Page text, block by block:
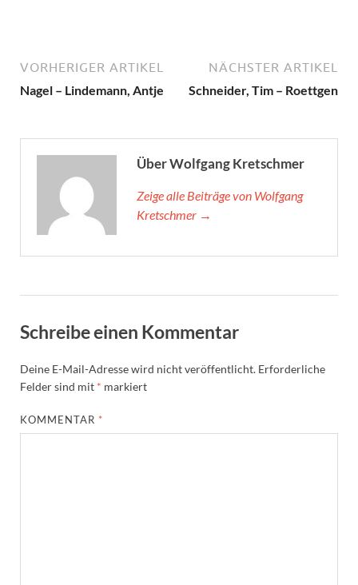
VORHERIGER ARTIKEL
Nagel – Lindemann, Antje
NÄCHSTER ARTIKEL
Schneider, Tim – Roettgen
Über Wolfgang Kretschmer
Zeige alle Beiträge von Wolfgang
Kretschmer →
Schreibe einen Kommentar
Deine E-Mail-Adresse wird nicht veröffentlicht. Erforderliche
Felder sind mit * markiert
KOMMENTAR *